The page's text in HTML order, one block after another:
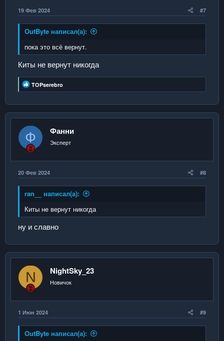
19 Фев 2024 #7
OutByte написал(а):
пока это всё вернут.
Киты не вернут никогда
Р
е
к
ц
и
и
:
TOPserebro
Ф Фанни
Эксперт
20 Фев 2024 #8
ran__ написал(а):
Киты не вернут никогда
ну и славно
N NightSky_23
Новичок
1 Июн 2024 #9
OutByte написал(а):